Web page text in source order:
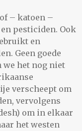
– katoen –
pesticiden. Ook
en
Geen goede
we het nog niet
verscheept om
vervolgens
om in elkaar
het westen